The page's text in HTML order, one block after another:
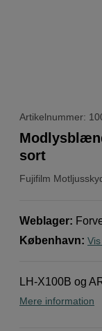
Artikelnummer:
Fujifilm
sort
Weblager:
København:
LH-X100B og
Mere information